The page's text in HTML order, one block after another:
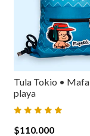
Tula Tokio •
playa
$110.000